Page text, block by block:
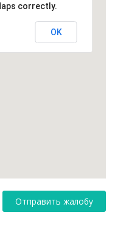
correctly.
OK
Отправить жалобу